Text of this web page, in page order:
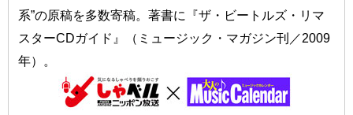
系”の原稿を多数寄稿。著書に『ザ・ビートルズ・リマ
スターCDガイド』（ミュージック・マガジン刊／2009
年）。